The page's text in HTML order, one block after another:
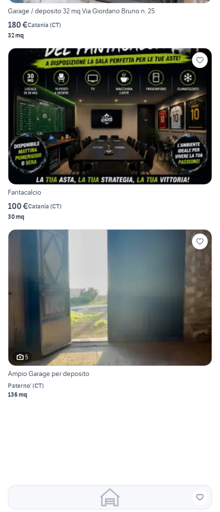
Garage / deposito 32 mq Via Giordano Bruno n. 25
180 €Catania (CT)
32 mq
Fantacalcio
100 €Catania (CT)
30 mq
5
Ampio Garage per deposito
Paterno' (CT)
136 mq